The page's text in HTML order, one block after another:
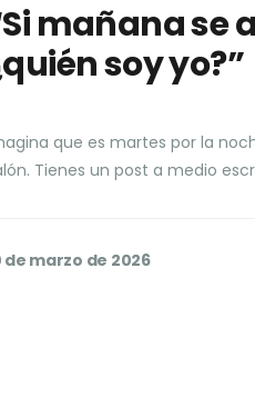
mañana se
soy yo?”
que es martes por la
Tienes un post a medio
de marzo de 2026